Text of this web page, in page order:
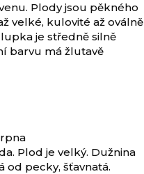
Plody jsou pěkného
velké, kulovité až oválně
je středně silně
barvu má žlutavě
Plod je velký. Dužnina
pecky, šťavnatá.